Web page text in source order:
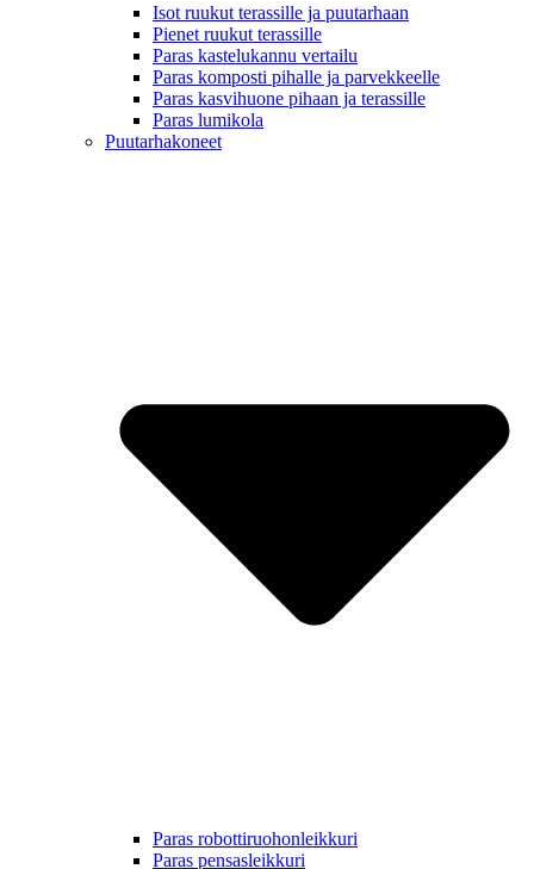
Isot ruukut terassille ja puutarhaan
Pienet ruukut terassille
Paras kastelukannu vertailu
Paras komposti pihalle ja parvekkeelle
Paras kasvihuone pihaan ja terassille
Paras lumikola
Puutarhakoneet
Paras robottiruohonleikkuri
Paras pensasleikkuri